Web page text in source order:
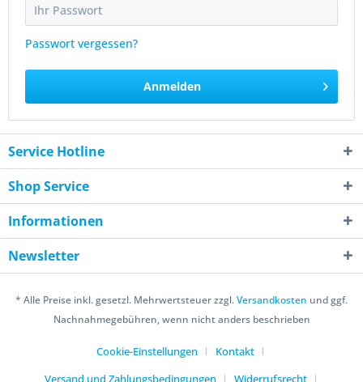
Passwort vergessen?
Anmelden
Service Hotline
Shop Service
Informationen
Newsletter
* Alle Preise inkl. gesetzl. Mehrwertsteuer zzgl.Versandkosten und ggf.
Nachnahmegebühren, wenn nicht anders beschrieben
Cookie-Einstellungen
Kontakt
Versand und Zahlungsbedingungen
Widerrufsrecht